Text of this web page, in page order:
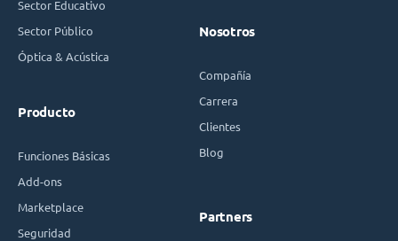
Sector Educativo
Sector Público
Óptica & Acústica
Producto
Funciones Básicas
Add-ons
Marketplace
Seguridad
Nosotros
Compañía
Carrera
Clientes
Blog
Partners